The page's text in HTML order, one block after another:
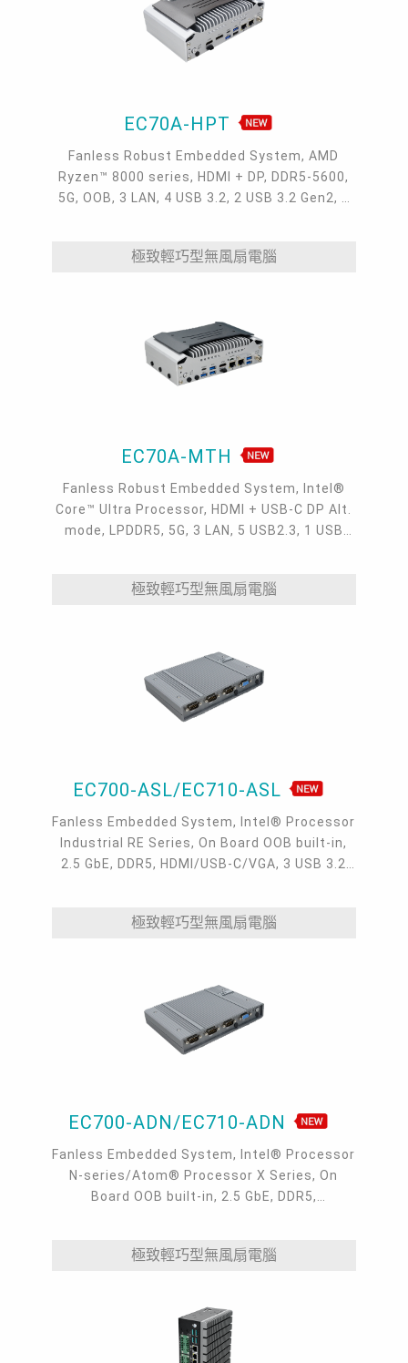
EC70A-HPT
Fanless Robust Embedded System, AMD
Ryzen™ 8000 series, HDMI + DP, DDR5-5600,
5G, OOB, 3 LAN, 4 USB 3.2, 2 USB 3.2 Gen2, 1
極致輕巧型無風扇電腦
EC70A-MTH
Fanless Robust Embedded System, Intel®
Core™ Ultra Processor, HDMI + USB-C DP Alt.
mode, LPDDR5, 5G, 3 LAN, 5 USB2.3, 1 USB
極致輕巧型無風扇電腦
EC700-ASL/EC710-ASL
Fanless Embedded System, Intel® Processor
Industrial RE Series, On Board OOB built-in,
2.5 GbE, DDR5, HDMI/USB-C/VGA, 3 USB 3.2
極致輕巧型無風扇電腦
EC700-ADN/EC710-ADN
Fanless Embedded System, Intel® Processor
N-series/Atom® Processor X Series, On
Board OOB built-in, 2.5 GbE, DDR5,
極致輕巧型無風扇電腦